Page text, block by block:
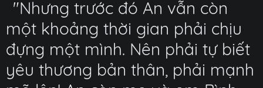
"Nhưng trước đó An vẫn còn
một khoảng thời gian phải chịu
đựng một mình. Nên phải tự biết
yêu thương bản thân, phải mạnh